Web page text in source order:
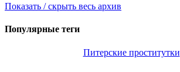
Показать / скрыть весь архив
Популярные теги
Питерские проститутки